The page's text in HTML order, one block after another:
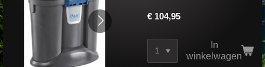
€ 104,95
In
winkelwagen